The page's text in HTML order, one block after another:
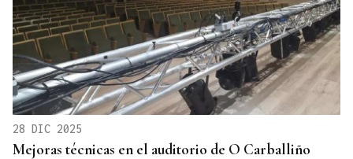
28 DIC 2025
Mejoras técnicas en el auditorio de O Carballiño